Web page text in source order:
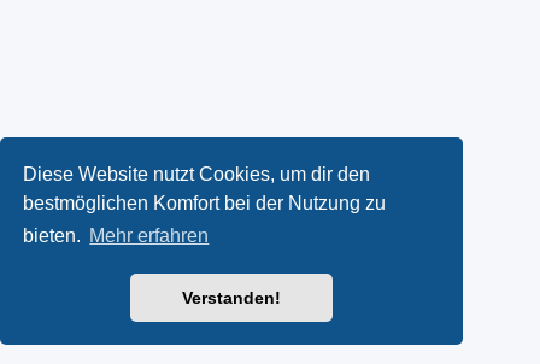
Diese Website nutzt Cookies, um dir den
bestmöglichen Komfort bei der Nutzung zu
bieten. Mehr erfahren
Verstanden!